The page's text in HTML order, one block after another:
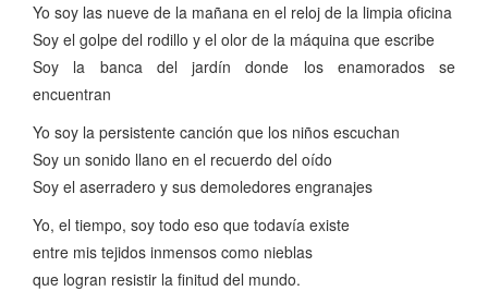
Yo soy las nueve de la mañana en el reloj de la limpia oficina
Soy el golpe del rodillo y el olor de la máquina que escribe
Soy la banca del jardín donde los enamorados se
encuentran
Yo soy la persistente canción que los niños escuchan
Soy un sonido llano en el recuerdo del oído
Soy el aserradero y sus demoledores engranajes
Yo, el tiempo, soy todo eso que todavía existe
entre mis tejidos inmensos como nieblas
que logran resistir la finitud del mundo.